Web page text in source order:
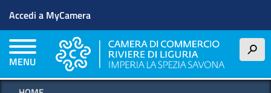
contenuto
principale
Menu profilo utente
Accedi a MyCamera
MENU
h